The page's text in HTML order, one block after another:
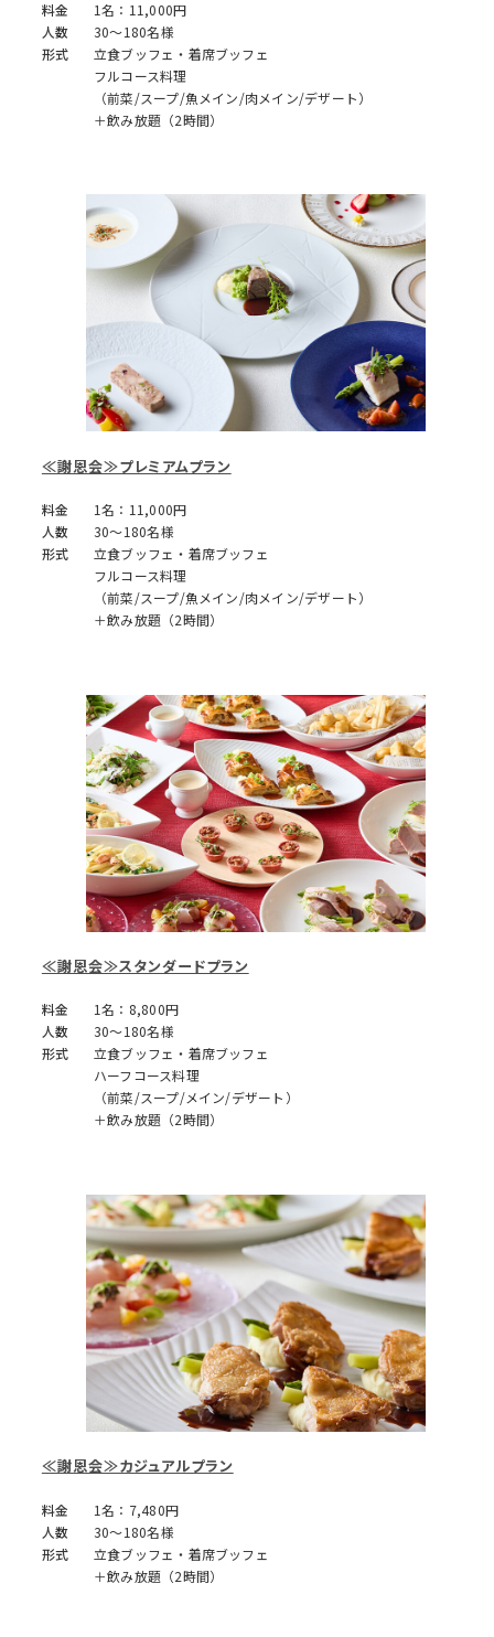
料金
1名：11,000円
人数
30～180名様
形式
立食ブッフェ・着席ブッフェ
フルコース料理
（前菜/スープ/魚メイン/肉メイン/デザート）
＋飲み放題（2時間）
≪謝恩会≫プレミアムプラン
料金
1名：11,000円
人数
30～180名様
形式
立食ブッフェ・着席ブッフェ
フルコース料理
（前菜/スープ/魚メイン/肉メイン/デザート）
＋飲み放題（2時間）
≪謝恩会≫スタンダードプラン
料金
1名：8,800円
人数
30～180名様
形式
立食ブッフェ・着席ブッフェ
ハーフコース料理
（前菜/スープ/メイン/デザート）
＋飲み放題（2時間）
≪謝恩会≫カジュアルプラン
料金
1名：7,480円
人数
30～180名様
形式
立食ブッフェ・着席ブッフェ
＋飲み放題（2時間）